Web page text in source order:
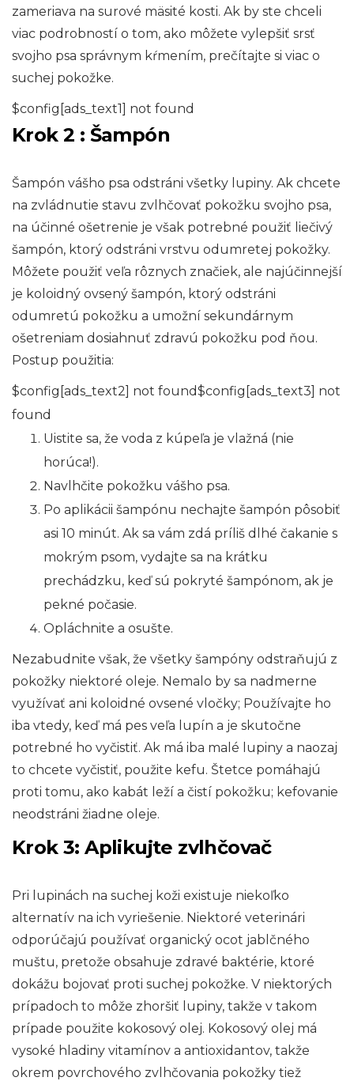
zameriava na surové mäsité kosti. Ak by ste chceli
viac podrobností o tom, ako môžete vylepšiť srsť
svojho psa správnym kŕmením, prečítajte si viac o
suchej pokožke.
$config[ads_text1] not found
Krok 2 : Šampón
Šampón vášho psa odstráni všetky lupiny. Ak chcete
na zvládnutie stavu zvlhčovať pokožku svojho psa,
na účinné ošetrenie je však potrebné použiť liečivý
šampón, ktorý odstráni vrstvu odumretej pokožky.
Môžete použiť veľa rôznych značiek, ale najúčinnejší
je koloidný ovsený šampón, ktorý odstráni
odumretú pokožku a umožní sekundárnym
ošetreniam dosiahnuť zdravú pokožku pod ňou.
Postup použitia:
$config[ads_text2] not found$config[ads_text3] not
found
Uistite sa, že voda z kúpeľa je vlažná (nie
horúca!).
Navlhčite pokožku vášho psa.
Po aplikácii šampónu nechajte šampón pôsobiť
asi 10 minút. Ak sa vám zdá príliš dlhé čakanie s
mokrým psom, vydajte sa na krátku
prechádzku, keď sú pokryté šampónom, ak je
pekné počasie.
Opláchnite a osušte.
Nezabudnite však, že všetky šampóny odstraňujú z
pokožky niektoré oleje. Nemalo by sa nadmerne
využívať ani koloidné ovsené vločky; Používajte ho
iba vtedy, keď má pes veľa lupín a je skutočne
potrebné ho vyčistiť. Ak má iba malé lupiny a naozaj
to chcete vyčistiť, použite kefu. Štetce pomáhajú
proti tomu, ako kabát leží a čistí pokožku; kefovanie
neodstráni žiadne oleje.
Krok 3: Aplikujte zvlhčovač
Pri lupinách na suchej koži existuje niekoľko
alternatív na ich vyriešenie. Niektoré veterinári
odporúčajú používať organický ocot jablčného
muštu, pretože obsahuje zdravé baktérie, ktoré
dokážu bojovať proti suchej pokožke. V niektorých
prípadoch to môže zhoršiť lupiny, takže v takom
prípade použite kokosový olej. Kokosový olej má
vysoké hladiny vitamínov a antioxidantov, takže
okrem povrchového zvlhčovania pokožky tiež